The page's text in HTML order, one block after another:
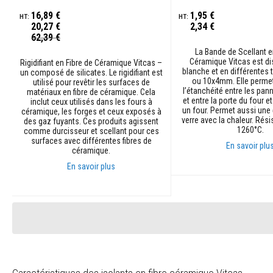
d'isolation
électrique
tuyaux
d’échappement
Isolation
température
Panneaux
Spécial
20,27 €
16,89 €
62,39 €
Rigidifiant en Fibre de Céramique Vitcas –
un composé de silicates. Le rigidifiant est
utilisé pour revêtir les surfaces de
matériaux en fibre de céramique. Cela
inclut ceux utilisés dans les fours à
céramique, les forges et ceux exposés à
des gaz fuyants. Ces produits agissent
comme durcisseur et scellant pour ces
surfaces avec différentes fibres de
céramique.
En savoir plus
2,34 €
1,95 €
La Bande de Scellant
Céramique Vitcas est
blanche et en différentes
ou 10x4mm. Elle
l’étanchéité entre les
et entre la porte du four
un four. Permet aussi une
verre avec la chaleur.
1260°C.
En savoir plus